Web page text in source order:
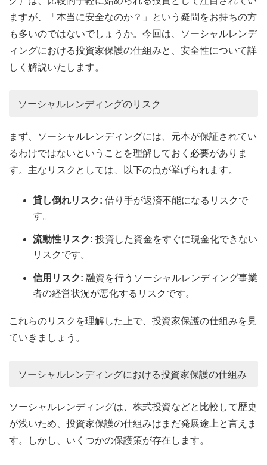
ますが、「本当に安全なのか？」という疑問をお持ちの方
も多いのではないでしょうか。今回は、ソーシャルレンデ
ィングにおける投資家保護の仕組みと、安全性について詳
しく解説いたします。
ソーシャルレンディングのリスク
まず、ソーシャルレンディングには、元本が保証されてい
るわけではないということを理解しておく必要がありま
す。主なリスクとしては、以下の点が挙げられます。
貸し倒れリスク: 借り手が返済不能になるリスクで
す。
流動性リスク: 投資した資金をすぐに現金化できない
リスクです。
信用リスク: 融資を行うソーシャルレンディング事業
者の経営状況が悪化するリスクです。
これらのリスクを理解した上で、投資家保護の仕組みを見
ていきましょう。
ソーシャルレンディングにおける投資家保護の仕組み
ソーシャルレンディングは、株式投資などと比較して歴史
が浅いため、投資家保護の仕組みはまだ発展途上と言えま
す。しかし、いくつかの保護策が存在します。